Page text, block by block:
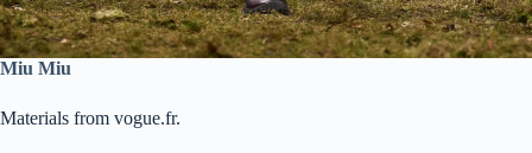
Miu Miu
Materials from vogue.fr.